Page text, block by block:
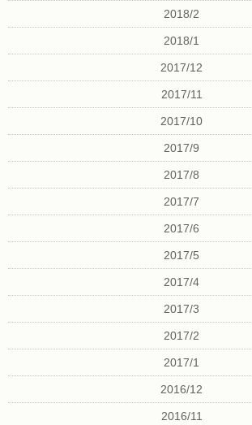
2018/2
2018/1
2017/12
2017/11
2017/10
2017/9
2017/8
2017/7
2017/6
2017/5
2017/4
2017/3
2017/2
2017/1
2016/12
2016/11